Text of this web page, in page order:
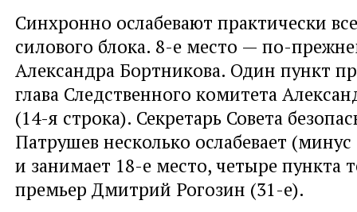
Синхронно ослабевают практически
силового блока. 8-е место — по-
Александра Бортникова. Один пункт
глава Следственного комитета
(14-я строка). Секретарь Совета
Патрушев несколько ослабевает
и занимает 18-е место, четыре пункта
премьер Дмитрий Рогозин (31-е).